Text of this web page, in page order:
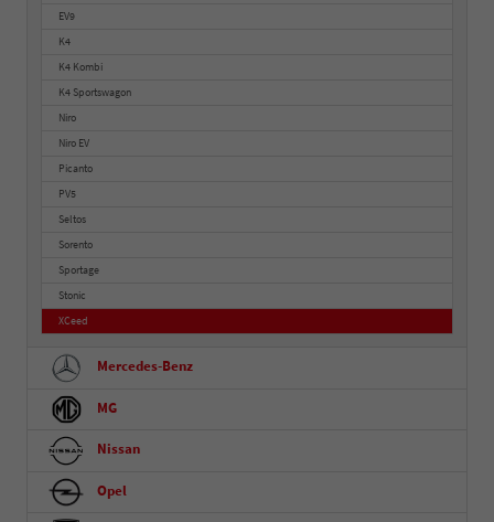
EV9
K4
K4 Kombi
K4 Sportswagon
Niro
Niro EV
Picanto
PV5
Seltos
Sorento
Sportage
Stonic
XCeed
Mercedes-Benz
MG
Nissan
Opel